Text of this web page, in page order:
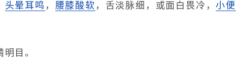
头晕 耳鸣 ， 腰膝酸软 ，舌淡脉细，或面白畏冷，小便
目。